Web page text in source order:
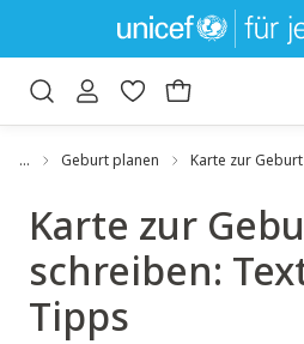
Hauptinhalt springen
Zur Suche springen
… Geburt planen Karte zur
Karte zur
schreiben:
Tipps